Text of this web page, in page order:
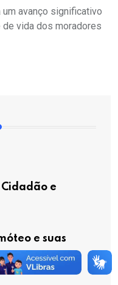
avanço significativo
de vida dos moradores
e
e suas